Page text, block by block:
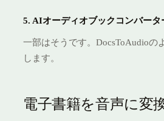
5. AIオーディオブックコンバー
一部はそうです。DocsToAudioの
します。
電子書籍を音声に変